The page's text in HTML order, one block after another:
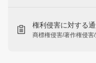
権利侵害に対する
商標権侵害/著作権侵